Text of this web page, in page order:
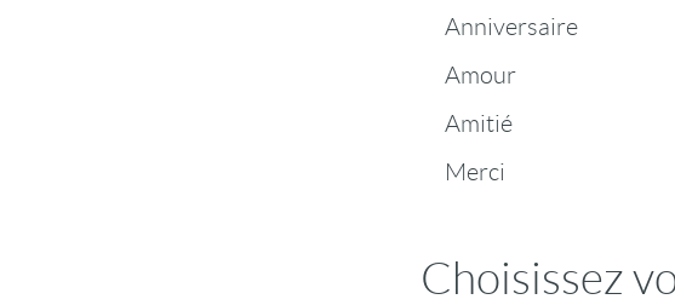
Anniversaire
Amour
Amitié
Merci
Choisissez